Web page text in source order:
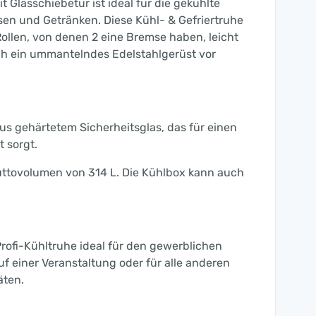
Glasschiebetür ist ideal für die gekühlte
und Getränken. Diese Kühl- & Gefriertruhe
von denen 2 eine Bremse haben, leicht
ein ummantelndes Edelstahlgerüst vor
gehärtetem Sicherheitsglas, das für einen
sorgt.
von 314 L. Die Kühlbox kann auch
Kühltruhe ideal für den gewerblichen
einer Veranstaltung oder für alle anderen